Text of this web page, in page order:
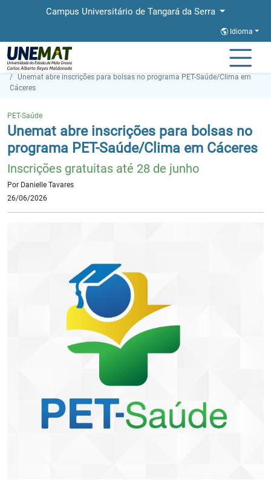
Campus Universitário de Tangará da Serra
Idioma
Página Inicial
Unemat abre inscrições para bolsas no programa PET-Saúde/Clima em
Cáceres
PET-Saúde
Unemat abre inscrições para bolsas no
programa PET-Saúde/Clima em Cáceres
Inscrições gratuitas até 28 de junho
Por Danielle Tavares
26/06/2026